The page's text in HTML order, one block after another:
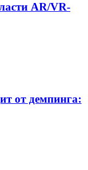
AR/VR-
от демпинга: